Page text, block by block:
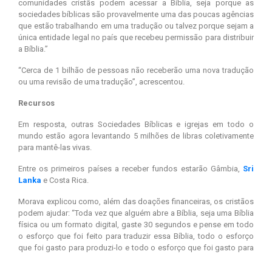
comunidades cristãs podem acessar a Bíblia, seja porque as
sociedades bíblicas são provavelmente uma das poucas agências
que estão trabalhando em uma tradução ou talvez porque sejam a
única entidade legal no país que recebeu permissão para distribuir
a Bíblia.”
“Cerca de 1 bilhão de pessoas não receberão uma nova tradução
ou uma revisão de uma tradução”, acrescentou.
Recursos
Em resposta, outras Sociedades Bíblicas e igrejas em todo o
mundo estão agora levantando 5 milhões de libras coletivamente
para mantê-las vivas.
Entre os primeiros países a receber fundos estarão Gâmbia, Sri
Lanka e Costa Rica.
Morava explicou como, além das doações financeiras, os cristãos
podem ajudar: “Toda vez que alguém abre a Bíblia, seja uma Bíblia
física ou um formato digital, gaste 30 segundos e pense em todo
o esforço que foi feito para traduzir essa Bíblia, todo o esforço
que foi gasto para produzi-lo e todo o esforço que foi gasto para